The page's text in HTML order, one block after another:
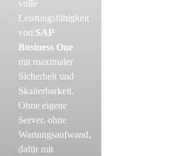
volle
Leistungsfähigkeit
von SAP
Business One
mit maximaler
Sicherheit und
Skalierbarkeit.
Ohne eigene
Server, ohne
Wartungsaufwand,
dafür mit